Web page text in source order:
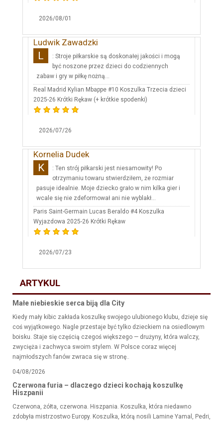
2026/08/01
Ludwik Zawadzki
L
: Stroje piłkarskie są doskonałej jakości i mogą
być noszone przez dzieci do codziennych
zabaw i gry w piłkę nożną...
Real Madrid Kylian Mbappe #10 Koszulka Trzecia dzieci
2025-26 Krótki Rękaw (+ krótkie spodenki)
2026/07/26
Kornelia Dudek
K
: Ten strój piłkarski jest niesamowity! Po
otrzymaniu towaru stwierdziłem, że rozmiar
pasuje idealnie. Moje dziecko grało w nim kilka gier i
wcale się nie zdeformował ani nie wyblakł...
Paris Saint-Germain Lucas Beraldo #4 Koszulka
Wyjazdowa 2025-26 Krótki Rękaw
2026/07/23
ARTYKUL
Małe niebieskie serca biją dla City
Kiedy mały kibic zakłada koszulkę swojego ulubionego klubu, dzieje się
coś wyjątkowego. Nagle przestaje być tylko dzieckiem na osiedlowym
boisku. Staje się częścią czegoś większego — drużyny, która walczy,
zwycięża i zachwyca swoim stylem. W Polsce coraz więcej
najmłodszych fanów zwraca się w stronę..
04/08/2026
Czerwona furia – dlaczego dzieci kochają koszulkę
Hiszpanii
Czerwona, żółta, czerwona. Hiszpania. Koszulka, która niedawno
zdobyła mistrzostwo Europy. Koszulka, którą nosili Lamine Yamal, Pedri,